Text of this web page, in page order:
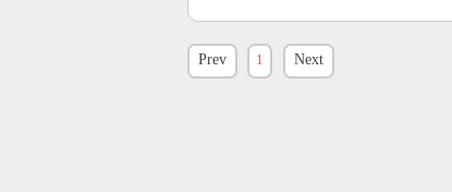
Prev 1 Next